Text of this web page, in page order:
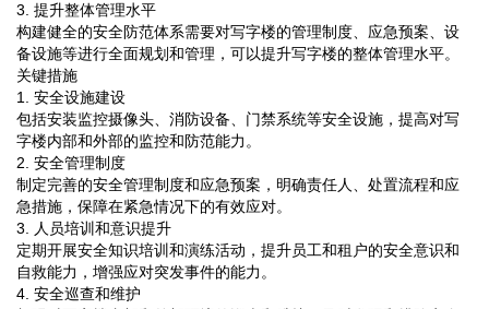
3. 提升整体管理水平
构建健全的安全防范体系需要对写字楼的管理制度、应急预案、设
备设施等进行全面规划和管理，可以提升写字楼的整体管理水平。
关键措施
1. 安全设施建设
包括安装监控摄像头、消防设备、门禁系统等安全设施，提高对写
字楼内部和外部的监控和防范能力。
2. 安全管理制度
制定完善的安全管理制度和应急预案，明确责任人、处置流程和应
急措施，保障在紧急情况下的有效应对。
3. 人员培训和意识提升
定期开展安全知识培训和演练活动，提升员工和租户的安全意识和
自救能力，增强应对突发事件的能力。
4. 安全巡查和维护